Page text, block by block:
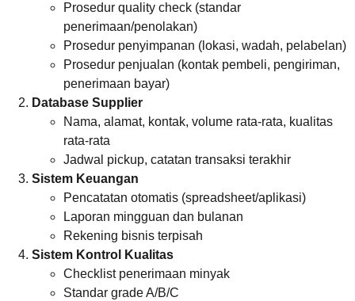
Prosedur quality check (standar
penerimaan/penolakan)
Prosedur penyimpanan (lokasi, wadah, pelabelan)
Prosedur penjualan (kontak pembeli, pengiriman,
penerimaan bayar)
Database Supplier
Nama, alamat, kontak, volume rata-rata, kualitas
rata-rata
Jadwal pickup, catatan transaksi terakhir
Sistem Keuangan
Pencatatan otomatis (spreadsheet/aplikasi)
Laporan mingguan dan bulanan
Rekening bisnis terpisah
Sistem Kontrol Kualitas
Checklist penerimaan minyak
Standar grade A/B/C